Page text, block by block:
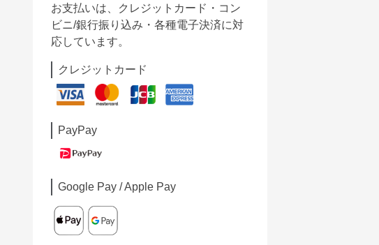
お支払いは、クレジットカード・コン
ビニ/銀行振り込み・各種電子決済に対
応しています。
クレジットカード
PayPay
Google Pay / Apple Pay